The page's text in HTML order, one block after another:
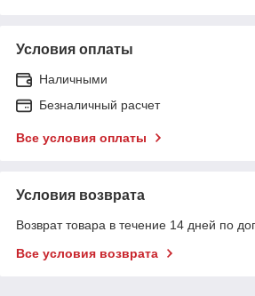
Условия оплаты
Наличными
Безналичный расчет
Все условия оплаты
Условия возврата
Возврат товара в течение 14 дней по
Все условия возврата